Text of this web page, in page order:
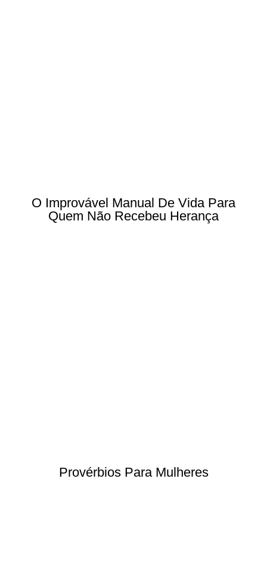
O Improvável Manual De Vida Para
Quem Não Recebeu Herança
Provérbios Para Mulheres